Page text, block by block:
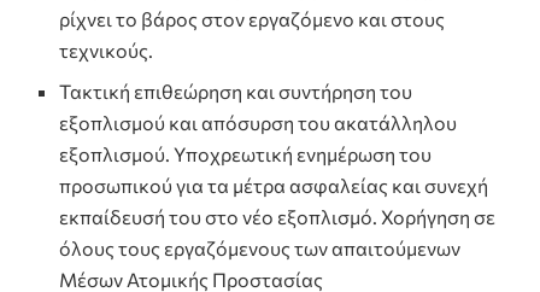
ρίχνει το βάρος στον εργαζόμενο και στους
τεχνικούς.
Τακτική επιθεώρηση και συντήρηση του
εξοπλισμού και απόσυρση του ακατάλληλου
εξοπλισμού. Υποχρεωτική ενημέρωση του
προσωπικού για τα μέτρα ασφαλείας και συνεχή
εκπαίδευσή του στο νέο εξοπλισμό. Χορήγηση σε
όλους τους εργαζόμενους των απαιτούμενων
Μέσων Ατομικής Προστασίας